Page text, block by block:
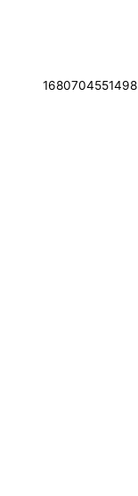
1680704551498